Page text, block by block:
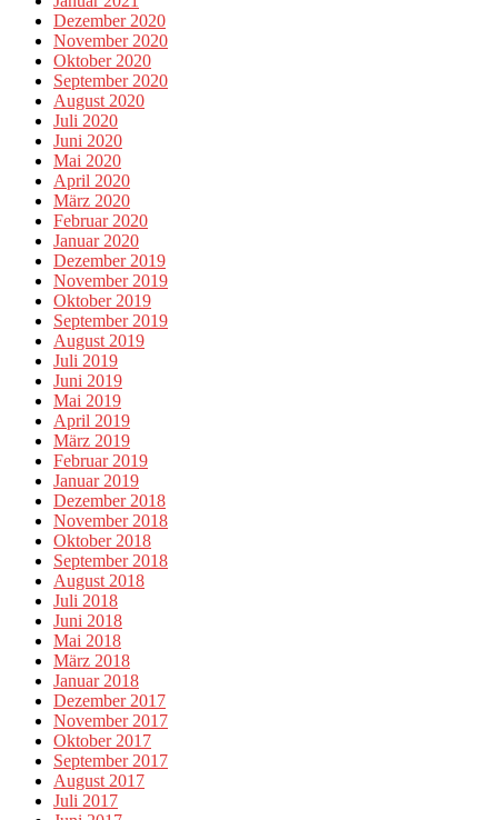
Dezember 2020
November 2020
Oktober 2020
September 2020
August 2020
Juli 2020
Juni 2020
Mai 2020
April 2020
März 2020
Februar 2020
Januar 2020
Dezember 2019
November 2019
Oktober 2019
September 2019
August 2019
Juli 2019
Juni 2019
Mai 2019
April 2019
März 2019
Februar 2019
Januar 2019
Dezember 2018
November 2018
Oktober 2018
September 2018
August 2018
Juli 2018
Juni 2018
Mai 2018
März 2018
Januar 2018
Dezember 2017
November 2017
Oktober 2017
September 2017
August 2017
Juli 2017